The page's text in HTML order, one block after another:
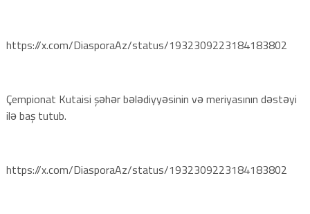
https://x.com/DiasporaAz/status/1932309223184183802
Çempionat Kutaisi şəhər bələdiyyəsinin və meriyasının dəstəyi
ilə baş tutub.
https://x.com/DiasporaAz/status/1932309223184183802